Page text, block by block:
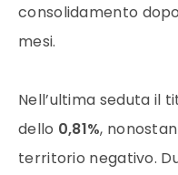
consolidamento
mesi.
Nell’ultima seduta il
dello 0,81%,
territorio negativo.